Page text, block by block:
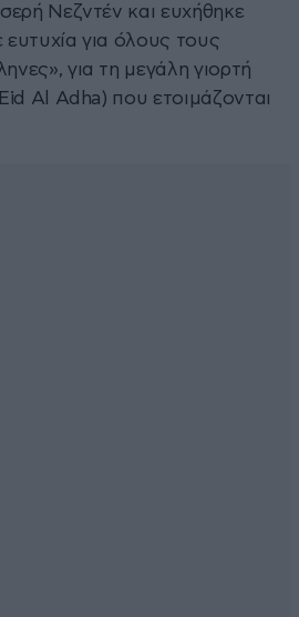
Νεζντέν και ευχήθηκε
για όλους τους
για τη μεγάλη γιορτή
Al Adha) που ετοιμάζονται